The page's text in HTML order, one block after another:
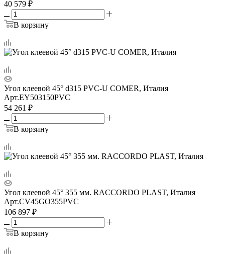
40 579 ₽
В корзину
Угол клеевой 45° d315 PVC-U COMER, Италия
Арт.EY503150PVC
54 261 ₽
В корзину
Угол клеевой 45° 355 мм. RACCORDO PLAST, Италия
Арт.CV45GO355PVC
106 897 ₽
В корзину